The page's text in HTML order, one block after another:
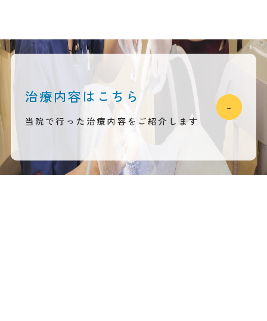
治療内容はこちら
当院で行った治療内容をご紹介します